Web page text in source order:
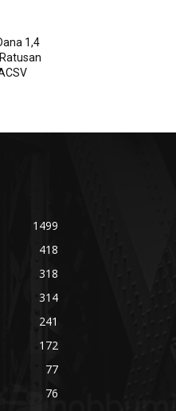
1,4
1499
418
318
314
241
172
77
76